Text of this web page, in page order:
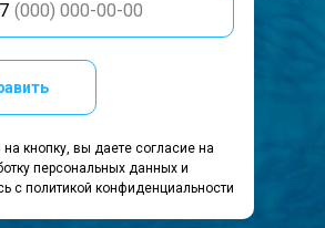
кнопку, вы даете согласие на
персональных данных и
c политикой конфиденциальности